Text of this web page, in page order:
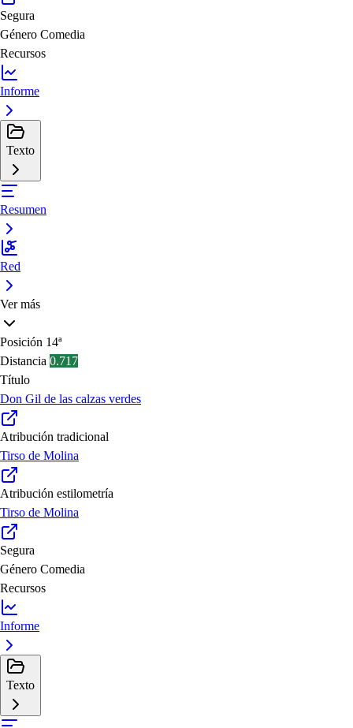
Segura
Género Comedia
Recursos
Informe
Texto
Resumen
Red
Ver más
Posición 14ª
Distancia 0.717
Título
Don Gil de las calzas verdes
Atribución tradicional
Tirso de Molina
Atribución estilometría
Tirso de Molina
Segura
Género Comedia
Recursos
Informe
Texto